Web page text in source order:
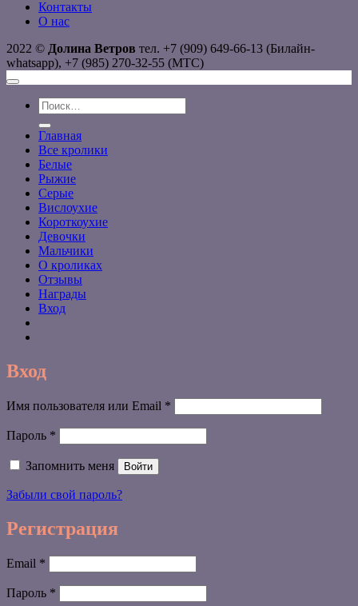
Контакты
О нас
2022 © Долина Ветров тел. +7 (909) 649-66-13 (Билайн-
whatsapp), +7 (985) 270-32-55 (МТС)
Искать:
Главная
Все кролики
Белые
Рыжие
Серые
Вислоухие
Короткоухие
Девочки
Мальчики
О кроликах
Отзывы
Награды
Вход
Вход
Имя пользователя или Email *
Пароль *
Запомнить меня Войти
Забыли свой пароль?
Регистрация
Email *
Пароль *